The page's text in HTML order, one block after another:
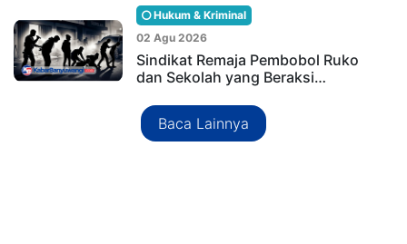
Hukum & Kriminal
02 Agu 2026
Sindikat Remaja Pembobol Ruko
dan Sekolah yang Beraksi…
Baca Lainnya